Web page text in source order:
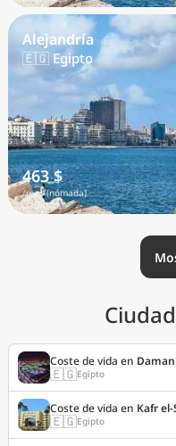
Alejandría
🇪🇬 Egipto
463 $
/mes (nómada)
Coste de vida en
🇪🇬Egipto
Coste de vida en Kafr
🇪🇬Egipto